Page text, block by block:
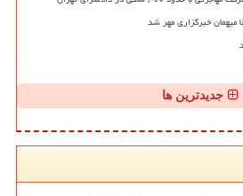
میهمان خبرگزاری مهر شد
جدیدترین ها